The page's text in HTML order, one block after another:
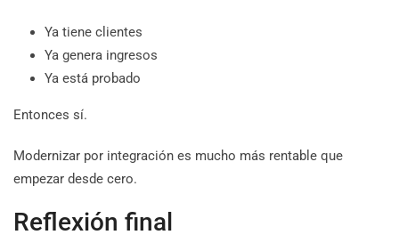
Ya tiene clientes
Ya genera ingresos
Ya está probado
Entonces sí.
Modernizar por integración es mucho más rentable que
empezar desde cero.
Reflexión final